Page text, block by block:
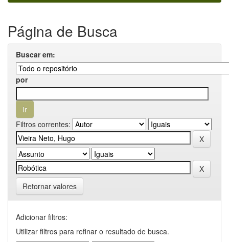
Página de Busca
Buscar em:
por
Filtros correntes:
Retornar valores
Adicionar filtros:
Utilizar filtros para refinar o resultado de busca.